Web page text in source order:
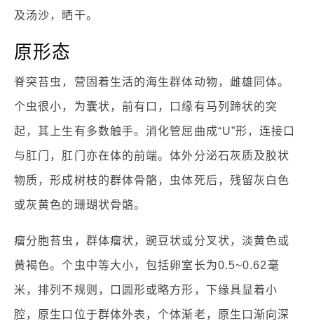
及汤沙，晒干。
原形态
脊突苔虫，营固着生活的海生群体动物，雌雄同体。
个虫很小，为囊状，前有口，口缘有马列蹄状的突
起，其上生有多数触手。消化管屈曲成“U”形，连接口
与肛门，肛门亦在体的前端。体外分泌石灰质及胶状
物质，形成树枝的群体骨骼，虫体死后，残留灰白色
或灰黄色的珊瑚状骨骼。
瘤分胞苔虫，群体瘤状，豌豆状或分叉状，淡黄色或
黄褐色。个虫中等大小，包括卵室长为0.5~0.62毫
米，排列不规则，口圆形或略方形，下缘具显着小
腔，原生口位于群体外表，个体渐老，原生口渐向深